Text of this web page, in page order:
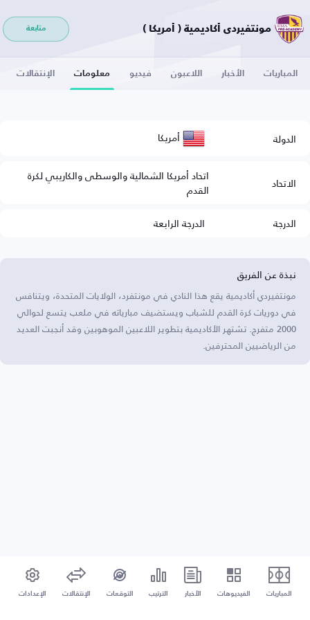
مونتفيردي أكاديمية ( أمريكا ) متابعة
المباريات الأخبار اللاعبون فيديو معلومات الإنتقالات
الدولة أمريكا
الاتحاد اتحاد أمريكا الشمالية والوسطى والكاريبي لكرة
القدم
الدرجة
الدرجة الرابعة
نبذة عن الفريق
مونتفيردي أكاديمية يقع هذا النادي في مونتفرد، الولايات المتحدة، ويتنافس
في دوريات كرة القدم للشباب ويستضيف مبارياته في ملعب يتسع لحوالي
2000 متفرج. تشتهر الأكاديمية بتطوير اللاعبين الموهوبين وقد أنجبت العديد
من الرياضيين المحترفين.
المباريات الفيديوهات الأخبار الترتيب التوقعات الإنتقالات الإعدادات